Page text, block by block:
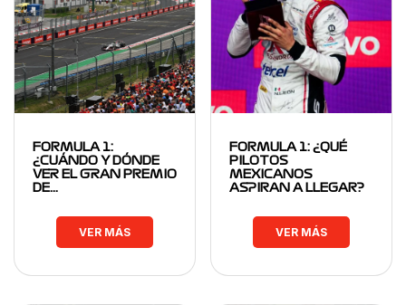
FORMULA 1:
¿CUÁNDO Y DÓNDE
VER EL GRAN PREMIO
DE…
VER MÁS
FORMULA 1: ¿QUÉ
PILOTOS
MEXICANOS
ASPIRAN A LLEGAR?
VER MÁS